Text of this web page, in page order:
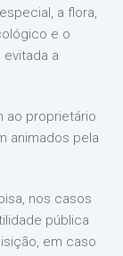
a flora,
e o
a
ao proprietário
animados pela
nos casos
pública
em caso